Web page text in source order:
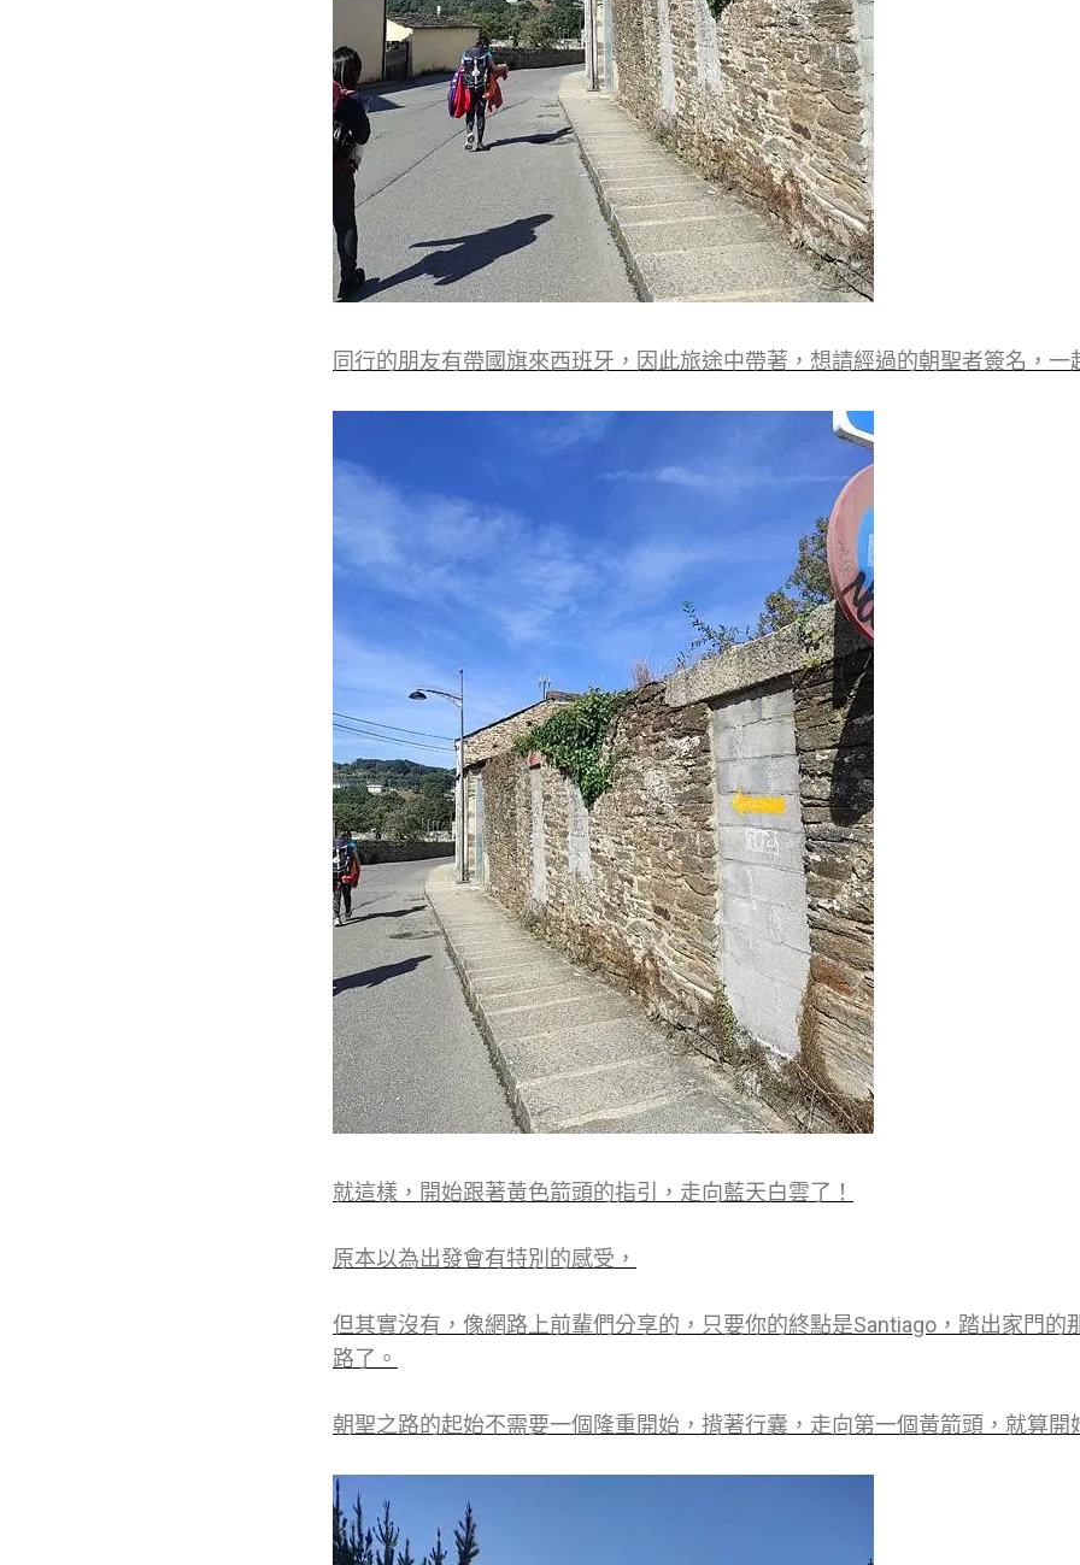
同行的朋友有帶國旗來西班牙，因此旅途中帶著，想請經過的朝聖者簽名，
就這樣，開始跟著黃色箭頭的指引，走向藍天白雲了！
原本以為出發會有特別的感受，
但其實沒有，像網路上前輩們分享的，只要你的終點是Santiago，踏出家門的
路了。
朝聖之路的起始不需要一個隆重開始，揹著行囊，走向第一個黃箭頭，就算開